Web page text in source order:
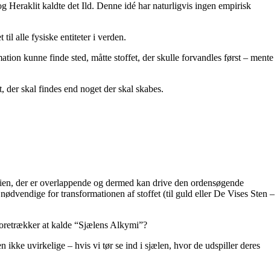
Heraklit kaldte det Ild. Denne idé har naturligvis ingen empirisk
til alle fysiske entiteter i verden.
kunne finde sted, måtte stoffet, der skulle forvandles først – mente
skal findes end noget der skal skabes.
der er overlappende og dermed kan drive den ordensøgende
for transformationen af stoffet (til guld eller De Vises Sten –
at kalde “Sjælens Alkymi”?
ikke uvirkelige – hvis vi tør se ind i sjælen, hvor de udspiller deres